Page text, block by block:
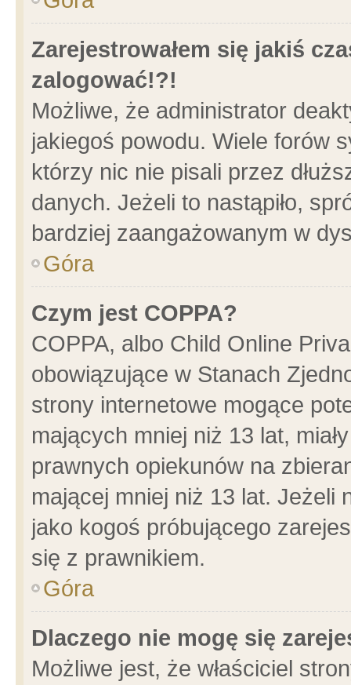
Zarejestrowałem się jakiś
zalogować!?!
Możliwe, że administrator
jakiegoś powodu. Wiele forów
którzy nic nie pisali przez
danych. Jeżeli to nastąpiło,
bardziej zaangażowanym w
Góra
Czym jest COPPA?
COPPA, albo Child Online
obowiązujące w Stanach
strony internetowe mogące
mających mniej niż 13 lat,
prawnych opiekunów na
mającej mniej niż 13 lat. Jeżeli
jako kogoś próbującego
się z prawnikiem.
Góra
Dlaczego nie mogę się
Możliwe jest, że właściciel